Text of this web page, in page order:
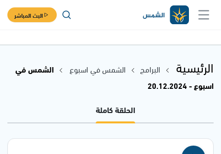
البث المباشر
الرئيسية البرامج الشمس في اسبوع
الشمس في
اسبوع - 20.12.2024
الحلقة كاملة